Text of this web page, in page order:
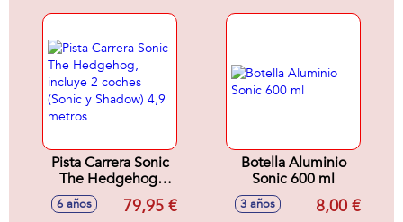
Pista Carrera Sonic
The Hedgehog,
incluye 2 coches
(Sonic y Shadow)
6 años 79,95 €
Botella Aluminio
Sonic 600 ml
3 años 8,00 €